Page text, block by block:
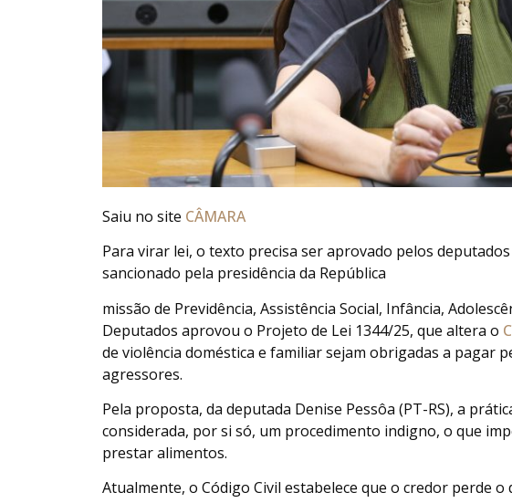
Saiu no site CÂMARA
Para virar lei, o texto precisa ser aprovado pelos
sancionado pela presidência da República
missão de Previdência, Assistência Social, Infância,
Deputados aprovou o Projeto de Lei 1344/25, que altera o
de violência doméstica e familiar sejam obrigadas a pagar
agressores.
Pela proposta, da deputada Denise Pessôa (PT-RS), a
considerada, por si só, um procedimento indigno, o que
prestar alimentos.
Atualmente, o Código Civil estabelece que o credor perde